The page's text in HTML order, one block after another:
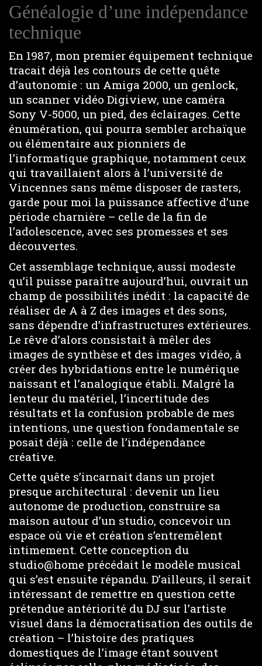
Généalogie d’une indépendance
technique
En 1987, mon premier équipement technique
tracait déjà les contours de cette quête
d’autonomie : un Amiga 2000, un genlock,
un scanner vidéo Digiview, une caméra
Sony V-5000, un pied, des éclairages. Cette
énumération, qui pourra sembler archaïque
ou élémentaire aux pionniers de
l’informatique graphique, notamment ceux
qui travaillaient alors à l’université de
Vincennes sans même disposer de rasters,
garde pour moi la puissance affective d’une
période charnière – celle de la fin de
l’adolescence, avec ses promesses et ses
découvertes.
Cet assemblage technique, aussi modeste
qu’il puisse paraître aujourd’hui, ouvrait un
champ de possibilités inédit : la capacité de
réaliser de A à Z des images et des sons,
sans dépendre d’infrastructures extérieures.
Le rêve d’alors consistait à mêler des
images de synthèse et des images vidéo, à
créer des hybridations entre le numérique
naissant et l’analogique établi. Malgré la
lenteur du matériel, l’incertitude des
résultats et la confusion probable de mes
intentions, une question fondamentale se
posait déjà : celle de l’indépendance
créative.
Cette quête s’incarnait dans un projet
presque architectural : devenir un lieu
autonome de production, construire sa
maison autour d’un studio, concevoir un
espace où vie et création s’entremêlent
intimement. Cette conception du
studio@home précédait le modèle musical
qui s’est ensuite répandu. D’ailleurs, il serait
intéressant de remettre en question cette
prétendue antériorité du DJ sur l’artiste
visuel dans la démocratisation des outils de
création – l’histoire des pratiques
domestiques de l’image étant souvent